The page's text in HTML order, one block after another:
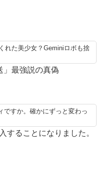
れた美少女？Geminiロボも捨
」最強説の真偽
ですか。確かにずっと変わっ
することになりました。